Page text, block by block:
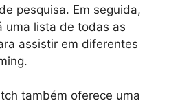
pesquisa. Em seguida,
uma lista de todas as
assistir em diferentes
também oferece uma